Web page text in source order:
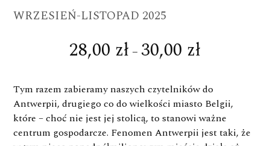
WRZESIEŃ-LISTOPAD 2025
28,00 zł – 30,00 zł
od
28,00 zł
do
30,00 zł
Tym razem zabieramy naszych czytelników do
Antwerpii, drugiego co do wielkości miasto Belgii,
które – choć nie jest jej stolicą, to stanowi ważne
centrum gospodarcze. Fenomen Antwerpii jest taki, że